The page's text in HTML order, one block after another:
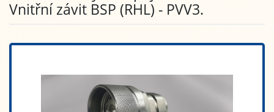
Vnitřní závit BSP (RHL) - PVV3.